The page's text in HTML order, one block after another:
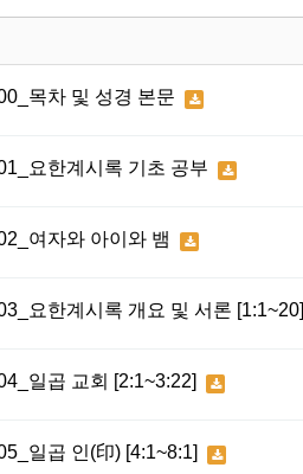
목차 및 성경 본문
요한계시록 기초 공부
여자와 아이와 뱀
요한계시록 개요 및 서론 [1:1~20]
일곱 교회 [2:1~3:22]
일곱 인(印) [4:1~8:1]